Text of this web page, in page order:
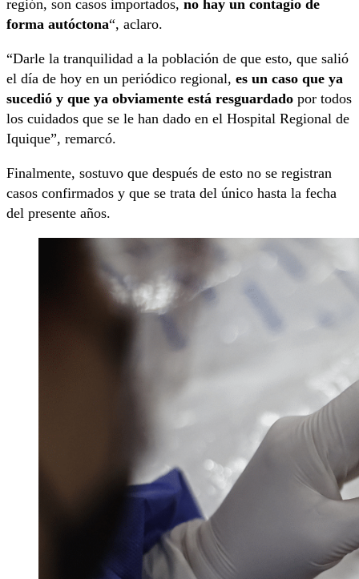
región, son casos importados, no hay un contagio de
forma autóctona“, aclaro.
“Darle la tranquilidad a la población de que esto, que salió
el día de hoy en un periódico regional, es un caso que ya
sucedió y que ya obviamente está resguardado por todos
los cuidados que se le han dado en el Hospital Regional de
Iquique”, remarcó.
Finalmente, sostuvo que después de esto no se registran
casos confirmados y que se trata del único hasta la fecha
del presente años.